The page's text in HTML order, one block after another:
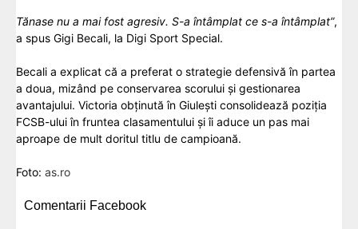
Tănase nu a mai fost agresiv. S-a întâmplat ce s-a întâmplat”,
a spus Gigi Becali, la Digi Sport Special.
Becali a explicat că a preferat o strategie defensivă în partea
a doua, mizând pe conservarea scorului și gestionarea
avantajului. Victoria obținută în Giulești consolidează poziția
FCSB-ului în fruntea clasamentului și îi aduce un pas mai
aproape de mult doritul titlu de campioană.
Foto: as.ro
Comentarii Facebook